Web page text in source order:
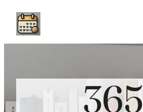
Aller
contenu
365